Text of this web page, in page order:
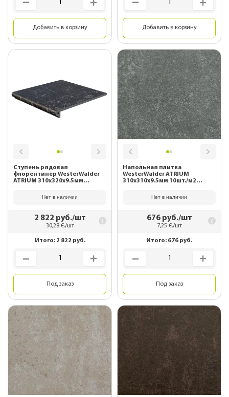
Добавить в корзину Добавить в корзину
Ступень рядовая
флорентинер WesterWalder
ATRIUM 310х320х9.5мм
Нет в наличии
2 822 руб./шт
30,28€./шт
Итого: 2 822 руб.
Под заказ
Напольная плитка
WesterWalder ATRIUM
310х310х9.5мм 10шт./м2
Нет в наличии
676руб./шт
7,25 €./шт
Итого: 676 руб.
Под заказ